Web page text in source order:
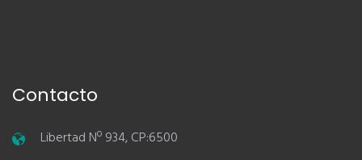
Contacto
Libertad Nº 934, CP:6500